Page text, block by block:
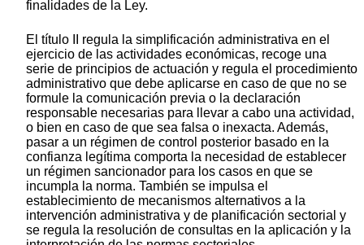
finalidades de la Ley.
El título II regula la simplificación administrativa en el
ejercicio de las actividades económicas, recoge una
serie de principios de actuación y regula el procedimiento
administrativo que debe aplicarse en caso de que no se
formule la comunicación previa o la declaración
responsable necesarias para llevar a cabo una actividad,
o bien en caso de que sea falsa o inexacta. Además,
pasar a un régimen de control posterior basado en la
confianza legítima comporta la necesidad de establecer
un régimen sancionador para los casos en que se
incumpla la norma. También se impulsa el
establecimiento de mecanismos alternativos a la
intervención administrativa y de planificación sectorial y
se regula la resolución de consultas en la aplicación y la